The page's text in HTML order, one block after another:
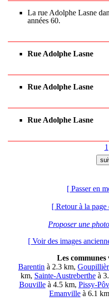
La rue Adolphe Lasne
années 60.
Rue Adolphe Lasne
Rue Adolphe Lasne
Rue Adolphe Lasne
1
[ Passer en
[ Retour à la
Proposer une
[ Voir des images
Les communes
Barentin à 2.3 km,
km, Sainte-Austrebertheà
Bouvilleà 4.5 km, Pissy-
Emanville à 6.1